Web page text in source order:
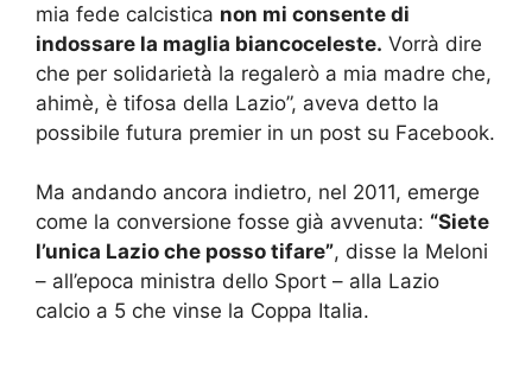
mia fede calcistica non mi consente di
indossare la maglia biancoceleste. Vorrà dire
che per solidarietà la regalerò a mia madre che,
ahimè, è tifosa della Lazio”, aveva detto la
possibile futura premier in un post su Facebook.
Ma andando ancora indietro, nel 2011, emerge
come la conversione fosse già avvenuta: “Siete
l’unica Lazio che posso tifare”, disse la Meloni
– all’epoca ministra dello Sport – alla Lazio
calcio a 5 che vinse la Coppa Italia.